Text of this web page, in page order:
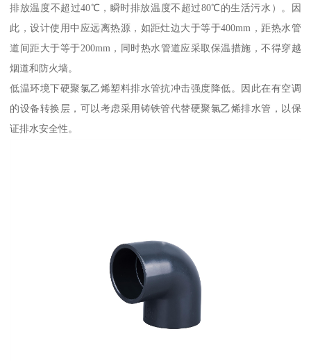
排放温度不超过40℃，瞬时排放温度不超过80℃的生活污水）。因
此，设计使用中应远离热源，如距灶边大于等于400mm，距热水管
道间距大于等于200mm，同时热水管道应采取保温措施，不得穿越
烟道和防火墙。
低温环境下硬聚氯乙烯塑料排水管抗冲击强度降低。因此在有空调
的设备转换层，可以考虑采用铸铁管代替硬聚氯乙烯排水管，以保
证排水安全性。